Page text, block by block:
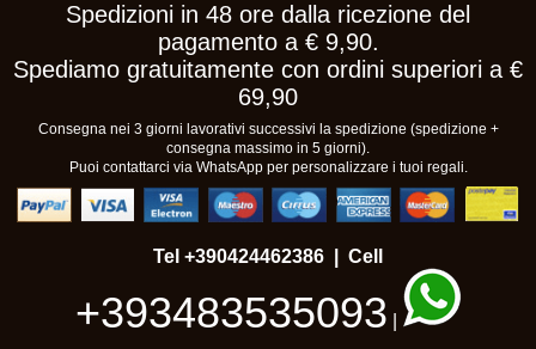
Spedizioni in 48 ore dalla ricezione del
pagamento a € 9,90.
Spediamo gratuitamente con ordini superiori a €
69,90
Consegna nei 3 giorni lavorativi successivi la spedizione (spedizione +
consegna massimo in 5 giorni).
Puoi contattarci via WhatsApp per personalizzare i tuoi regali.
Tel +390424462386 | Cell
+393483535093